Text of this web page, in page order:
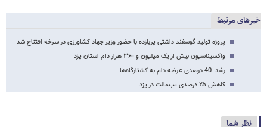
خبرهای مرتبط
پروژه تولید گوسفند داشتی پربازده با حضور وزیر جهاد کشاورزی در سرخه افتتاح شد
واکسیناسیون بیش از یک میلیون و ۳۶۰ هزار دام استان یزد
رشد 40 درصدی عرضه دام به کشتارگاه‌ها
کاهش ۲۵ درصدی تب‌مالت در یزد
نظر شما